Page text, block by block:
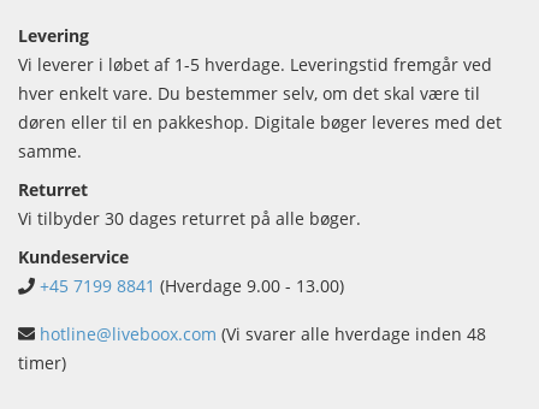
Levering
Vi leverer i løbet af 1-5 hverdage. Leveringstid fremgår ved
hver enkelt vare. Du bestemmer selv, om det skal være til
døren eller til en pakkeshop. Digitale bøger leveres med det
samme.
Returret
Vi tilbyder 30 dages returret på alle bøger.
Kundeservice
+45 7199 8841 (Hverdage 9.00 - 13.00)
hotline@liveboox.com (Vi svarer alle hverdage inden 48
timer)